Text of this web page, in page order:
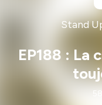
Stand
EP188 : La